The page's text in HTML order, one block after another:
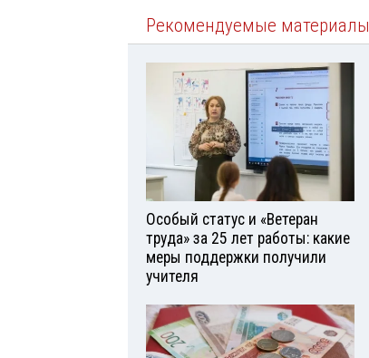
Рекомендуемые материалы
Особый статус и «Ветеран
труда» за 25 лет работы: какие
меры поддержки получили
учителя